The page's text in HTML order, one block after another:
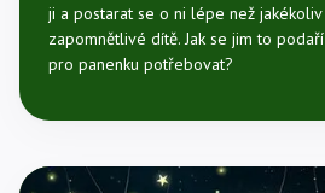
ji a postarat se o ni lépe než
zapomnětlivé dítě. Jak se jim to
pro panenku potřebovat?